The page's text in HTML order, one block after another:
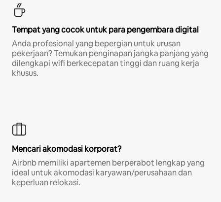
Tempat yang cocok untuk para pengembara digital
Anda profesional yang bepergian untuk urusan
pekerjaan? Temukan penginapan jangka panjang yang
dilengkapi wifi berkecepatan tinggi dan ruang kerja
khusus.
Mencari akomodasi korporat?
Airbnb memiliki apartemen berperabot lengkap yang
ideal untuk akomodasi karyawan/perusahaan dan
keperluan relokasi.